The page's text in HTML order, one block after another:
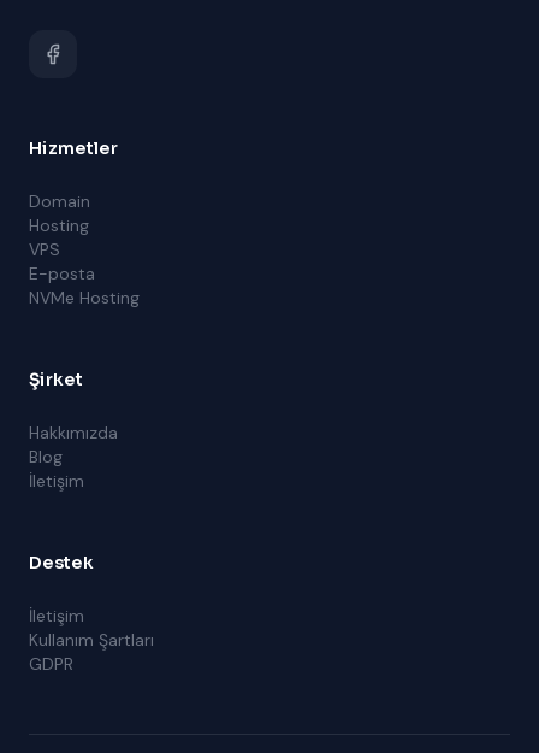
Hizmetler
Domain
Hosting
VPS
E-posta
NVMe Hosting
Şirket
Hakkımızda
Blog
İletişim
Destek
İletişim
Kullanım Şartları
GDPR